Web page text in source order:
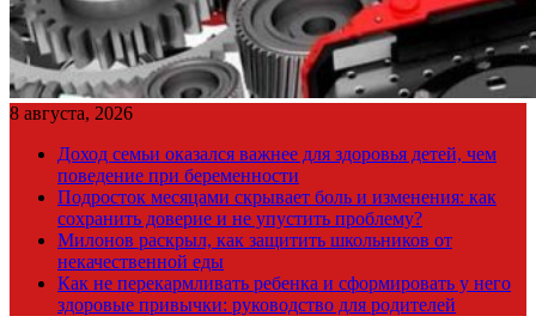
8 августа, 2026
Доход семьи оказался важнее для здоровья детей, чем
поведение при беременности
Подросток месяцами скрывает боль и изменения: как
сохранить доверие и не упустить проблему?
Милонов раскрыл, как защитить школьников от
некачественной еды
Как не перекармливать ребенка и сформировать у него
здоровые привычки: руководство для родителей